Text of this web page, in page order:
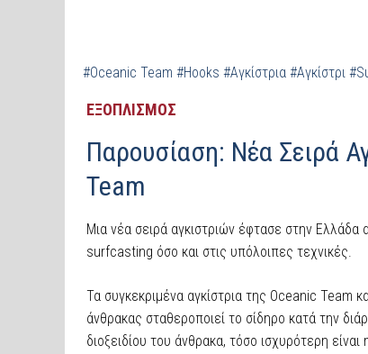
#Oceanic Team #Hooks #Αγκίστρια #Αγκίστρι
ΕΞΟΠΛΙΣΜΟΣ
Παρουσίαση: Νέα Σειρά
Team
Μια νέα σειρά αγκιστριών έφτασε στην
surfcasting όσο και στις υπόλοιπες τεχνικές.
Τα συγκεκριμένα αγκίστρια της Oceanic Team
άνθρακας σταθεροποιεί το σίδηρο κατά την
διοξειδίου του άνθρακα, τόσο ισχυρότερη